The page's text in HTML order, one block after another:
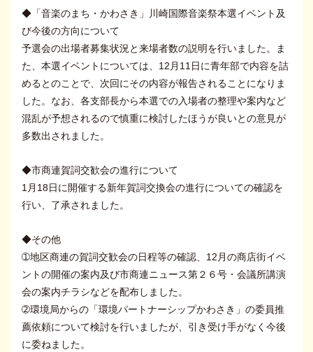
◆「音楽のまち・かわさき」川崎国際音楽祭本選イベント及
び今後の方向について
予選会の出場者募集状況と来場者数の説明を行いました。ま
た、本選イベントについては、12月11日に青年部で内容を詰
めるとのことで、次回にその内容が報告されることになりま
した。なお、各支部長から本選での入場者の整理や案内など
混乱が予想されるので慎重に検討したほうが良いとの意見が
多数出されました。
◆市商連賀詞交歓会の進行について
1月18日に開催する新年賀詞交換会の進行についての確認を
行い、了承されました。
◆その他
➀地区商連の賀詞交歓会の日程等の確認、12月の商店街イベ
ントの開催の案内及び市商連ニュース第２６号・会議所講演
会の案内チラシなどを配布しました。
➁環境局からの「環境パートナーシップかわさき」の委員推
薦依頼について検討を行いましたが、引き受け手がなく今後
に委ねました。